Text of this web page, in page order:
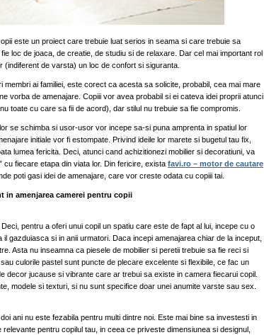
este un proiect care trebuie luat serios in seama si care trebuie sa
loc de joaca, de creatie, de studiu si de relaxare. Dar cel mai important rol
(indiferent de varsta) un loc de confort si siguranta.
membri ai familiei, este corect ca acesta sa solicite, probabil, cea mai mare
vorba de amenajare. Copiii vor avea probabil si ei cateva idei proprii atunci
toate cu care sa fii de acord), dar stilul nu trebuie sa fie compromis.
se schimba si usor-usor vor incepe sa-si puna amprenta in spatiul lor
initiale vor fi estompate. Privind ideile lor marete si bugetul tau fix,
lumea fericita. Deci, atunci cand achizitionezi mobilier si decoratiuni, va
cu fiecare etapa din viata lor. Din fericire, exista favi.ro – motor de cautare
poti gasi idei de amenajare, care vor creste odata cu copiii tai.
in amenjarea camerei pentru copii
pentru a oferi unui copil un spatiu care este de fapt al lui, incepe cu o
gazduiasca si in anii urmatori. Daca incepi amenajarea chiar de la inceput,
Asta nu inseamna ca piesele de mobilier si peretii trebuie sa fie reci si
culorile pastel sunt puncte de plecare excelente si flexibile, ce fac un
decor jucause si vibrante care ar trebui sa existe in camera fiecarui copil.
modele si texturi, si nu sunt specifice doar unei anumite varste sau sex.
ani nu este fezabila pentru multi dintre noi. Este mai bine sa investesti in
pentru copilul tau, in ceea ce priveste dimensiunea si designul,